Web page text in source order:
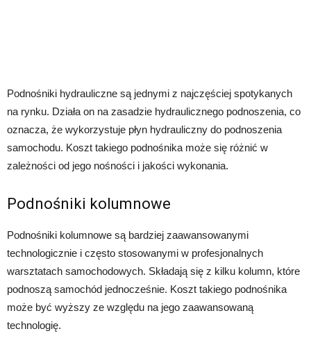
Podnośniki hydrauliczne są jednymi z najczęściej spotykanych
na rynku. Działa on na zasadzie hydraulicznego podnoszenia, co
oznacza, że ​​wykorzystuje płyn hydrauliczny do podnoszenia
samochodu. Koszt takiego podnośnika może się różnić w
zależności od jego nośności i jakości wykonania.
Podnośniki kolumnowe
Podnośniki kolumnowe są bardziej zaawansowanymi
technologicznie i często stosowanymi w profesjonalnych
warsztatach samochodowych. Składają się z kilku kolumn, które
podnoszą samochód jednocześnie. Koszt takiego podnośnika
może być wyższy ze względu na jego zaawansowaną
technologię.